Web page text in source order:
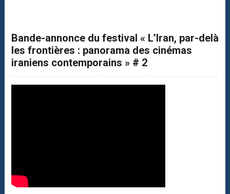
Bande-annonce du festival « L’Iran, par-delà
les frontières : panorama des cinémas
iraniens contemporains » # 2